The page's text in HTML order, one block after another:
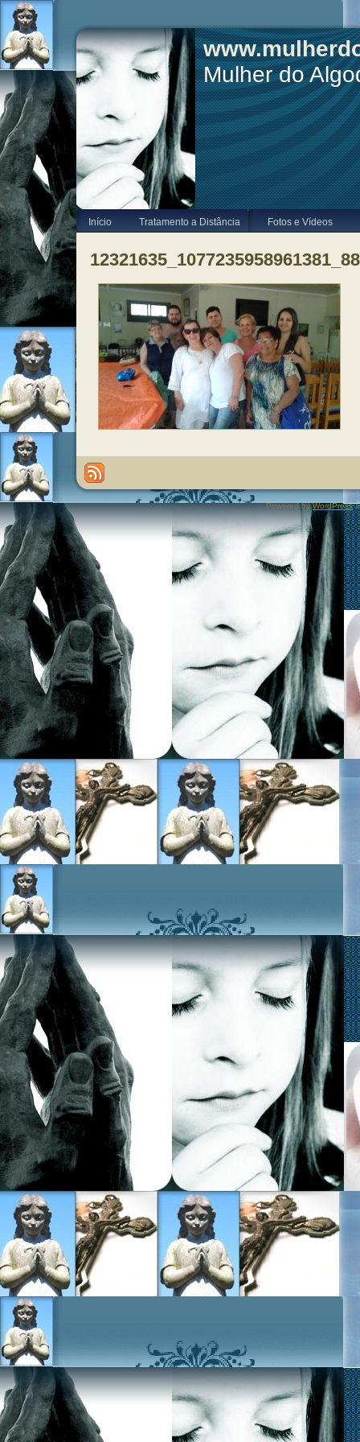
Mulher do
Início Tratamento a Distância Fotos e Vídeos
Powered byWordPress